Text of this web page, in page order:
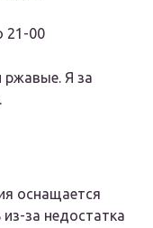
21-00
ржавые. Я за
оснащается
за недостатка